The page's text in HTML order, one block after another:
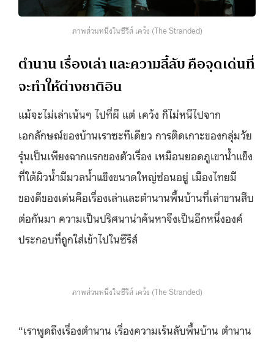
ภาพส่วนหนึ่งในซีรีส์ เคว้ง (The Stranded)
ตำนาน เรื่องเล่า และความลี้ลับ คือจุดเด่นที่
จะทำให้ต่างชาติอิน
แม้จะไม่เล่าเน้นๆ ไปที่ผี แต่ เคว้ง ก็ไม่หนีไปจาก
เอกลักษณ์ของบ้านเราซะทีเดียว การติดเกาะของกลุ่มวัย
รุ่นเป็นเพียงฉากแรกของตัวเรื่อง เหมือนยอดภูเขาน้ำแข็ง
ที่ใต้ผิวน้ำมีมวลน้ำแข็งขนาดใหญ่ซ่อนอยู่ เมืองไทยมี
ของดีของเด่นคือเรื่องเล่าและตำนานพื้นบ้านที่เล่าขานสืบ
ต่อกันมา ความเป็นปริศนาน่าค้นหาจึงเป็นอีกหนึ่งองค์
ประกอบที่ถูกใส่เข้าไปในซีรีส์
ภาพส่วนหนึ่งในซีรีส์ เคว้ง (The Stranded)
“เราพูดถึงเรื่องตำนาน เรื่องความเร้นลับพื้นบ้าน ตำนาน